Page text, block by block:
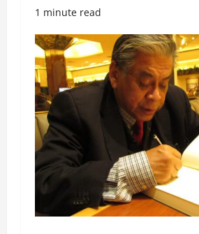
1 minute read